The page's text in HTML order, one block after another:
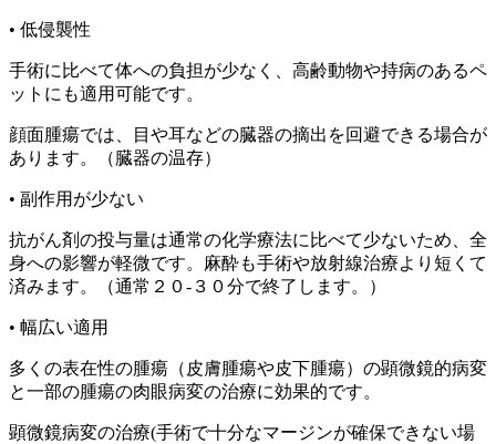
• 低侵襲性
手術に比べて体への負担が少なく、高齢動物や持病のあるペ
ットにも適用可能です。
顔面腫瘍では、目や耳などの臓器の摘出を回避できる場合が
あります。（臓器の温存）
• 副作用が少ない
抗がん剤の投与量は通常の化学療法に比べて少ないため、全
身への影響が軽微です。麻酔も手術や放射線治療より短くて
済みます。（通常２０-３０分で終了します。）
• 幅広い適用
多くの表在性の腫瘍（皮膚腫瘍や皮下腫瘍）の顕微鏡的病変
と一部の腫瘍の肉眼病変の治療に効果的です。
顕微鏡病変の治療(手術で十分なマージンが確保できない場